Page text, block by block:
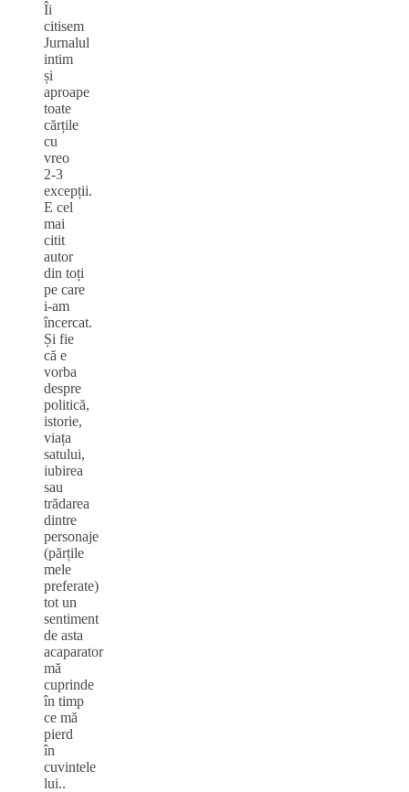
Îi
citisem
Jurnalul
intim
și
aproape
toate
cărțile
cu
vreo
2‑3
excepții.
E cel
mai
citit
autor
din toți
pe care
i-am
încercat.
Și fie
că e
vorba
despre
politică,
istorie,
viața
satului,
iubirea
sau
trădarea
dintre
personaje
(părțile
mele
preferate)
tot un
sentiment
de asta
acaparator
mă
cuprinde
în timp
ce mă
pierd
în
cuvintele
lui..